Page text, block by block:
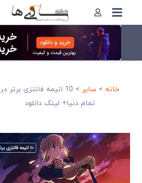
خانه > سایر>
10 انیمه فانتزی برتر در
تمام دنیا+ لینک دانلود